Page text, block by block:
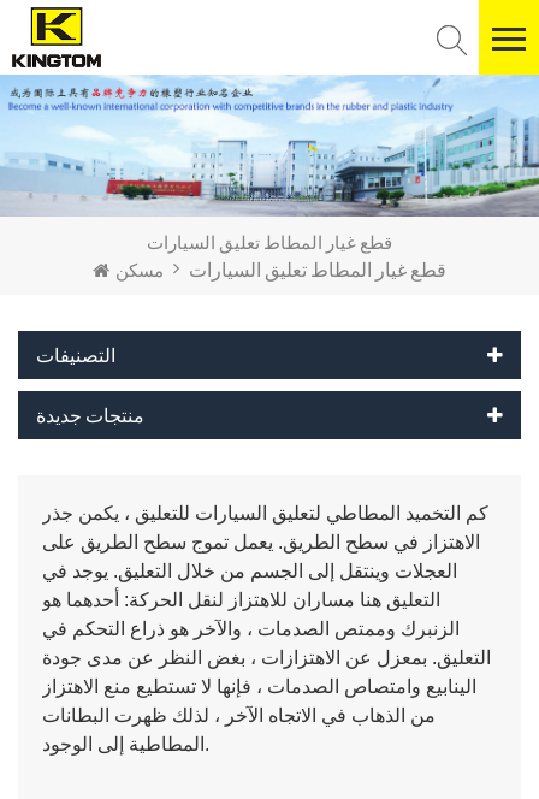
قطع غيار المطاط تعليق السيارات
مسكن
قطع غيار المطاط تعليق السيارات
التصنيفات
منتجات جديدة
كم التخميد المطاطي لتعليق السيارات للتعليق ، يكمن جذر
الاهتزاز في سطح الطريق. يعمل تموج سطح الطريق على
العجلات وينتقل إلى الجسم من خلال التعليق. يوجد في
التعليق هنا مساران للاهتزاز لنقل الحركة: أحدهما هو
الزنبرك وممتص الصدمات ، والآخر هو ذراع التحكم في
التعليق. بمعزل عن الاهتزازات ، بغض النظر عن مدى جودة
الينابيع وامتصاص الصدمات ، فإنها لا تستطيع منع الاهتزاز
من الذهاب في الاتجاه الآخر ، لذلك ظهرت البطانات
المطاطية إلى الوجود.